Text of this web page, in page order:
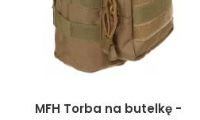
MFH Torba na butelkę -